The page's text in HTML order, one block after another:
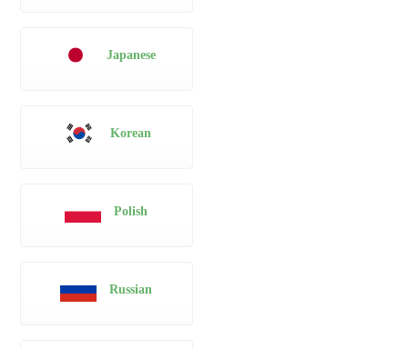
Japanese
Korean
Polish
Russian